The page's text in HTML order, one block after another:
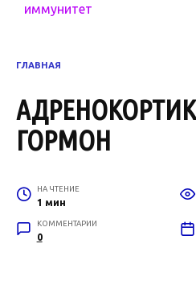
иммунитет
ГЛАВНАЯ
ГОРМОН
НА ЧТЕНИЕ
1 мин
КОММЕНТАРИИ
0